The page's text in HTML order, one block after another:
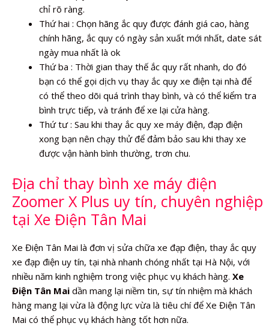
chỉ rõ ràng.
Thứ hai : Chọn hãng ắc quy được đánh giá cao, hàng
chính hãng, ắc quy có ngày sản xuất mới nhất, date sát
ngày mua nhất là ok
Thứ ba : Thời gian thay thế ắc quy rất nhanh, do đó
bạn có thể gọi dịch vụ thay ắc quy xe điện tại nhà để
có thể theo dõi quá trình thay bình, và có thể kiểm tra
bình trực tiếp, và tránh để xe lại cửa hàng.
Thứ tư : Sau khi thay ắc quy xe máy điện, đạp điện
xong bạn nên chạy thử để đảm bảo sau khi thay xe
được vận hành bình thường, trơn chu.
Địa chỉ thay bình xe máy điện
Zoomer X Plus uy tín, chuyên nghiệp
tại Xe Điện Tân Mai
Xe Điện Tân Mai là đơn vị sửa chữa xe đạp điện, thay ắc quy
xe đạp điện uy tín, tại nhà nhanh chóng nhất tại Hà Nội, với
nhiều năm kinh nghiệm trong việc phục vụ khách hàng. Xe
Điện Tân Mai dần mang lại niềm tin, sự tín nhiệm mà khách
hàng mang lại vừa là động lực vừa là tiêu chí để Xe Điện Tân
Mai có thể phục vụ khách hàng tốt hơn nữa.